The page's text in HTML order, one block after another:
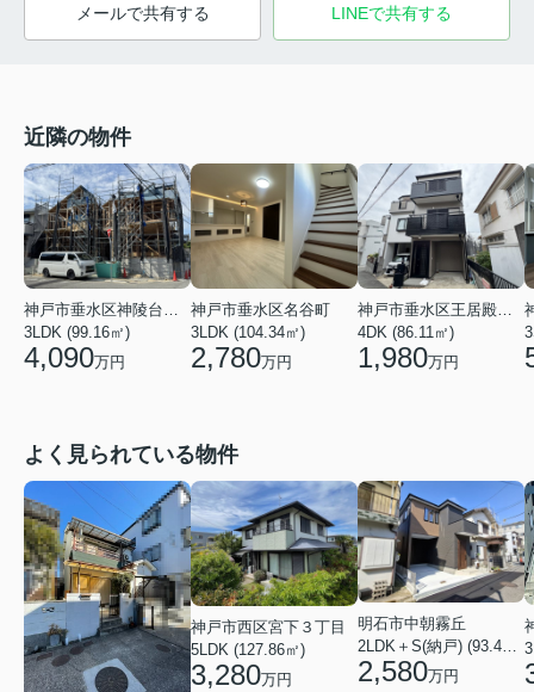
メールで共有する LINEで共有する
近隣の物件
3LDK (99.16㎡)
4,090万円
神戸市垂水区名谷町
3LDK (104.34㎡)
2,780万円
4DK (86.11㎡)
1,980万円
よく見られている物件
神戸市西区宮下３丁目
5LDK (127.86㎡)
3,280万円
明石市中朝霧丘
2LDK＋S(納戸) (93.42㎡)
2,580万円